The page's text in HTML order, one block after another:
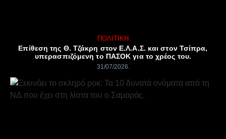
ΠΟΛΙΤΙΚΉ
Επίθεση της Θ. Τζάκρη στον Ε.Λ.Α.Σ. και στον Τσίπρα,
υπερασπιζόμενη το ΠΑΣΟΚ για το χρέος του.
31/07/2026